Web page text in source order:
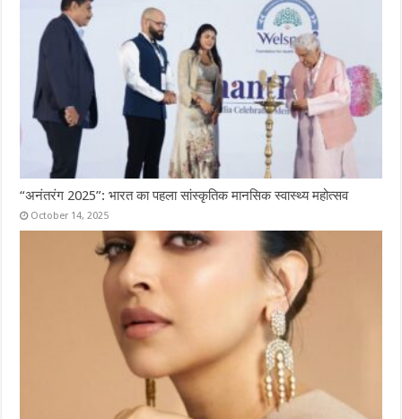
“अनंतरंग 2025”: भारत का पहला सांस्कृतिक मानसिक स्वास्थ्य महोत्सव
October 14, 2025